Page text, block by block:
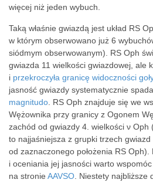
więcej niż jeden wybuch.
Taką właśnie gwiazdą jest układ RS
w którym obserwowano już 6
siódmym obserwowanym). RS Oph
gwiazda 11 wielkości gwiazdowej, ale
i przekroczyła granicę widoczności
jasność gwiazdy systematycznie
magnitudo . RS Oph znajduje się we
Wężownika przy granicy z Ogonem
zachód od gwiazdy 4. wielkości ν Oph
to najjaśniejsza z grupki trzech gwiazd
od zaznaczonego położenia RS
i oceniania jej jasności warto wspomóc
na stronie AAVSO . Niestety